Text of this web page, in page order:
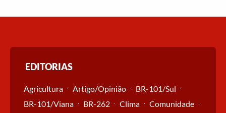
EDITORIAS
Agricultura Artigo/Opinião
BR-101/Sul
BR-101/Viana
BR-262 Clima
Comunidade